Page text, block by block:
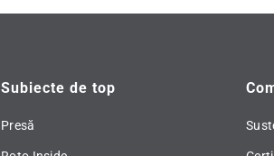
Subiecte de top
Presă